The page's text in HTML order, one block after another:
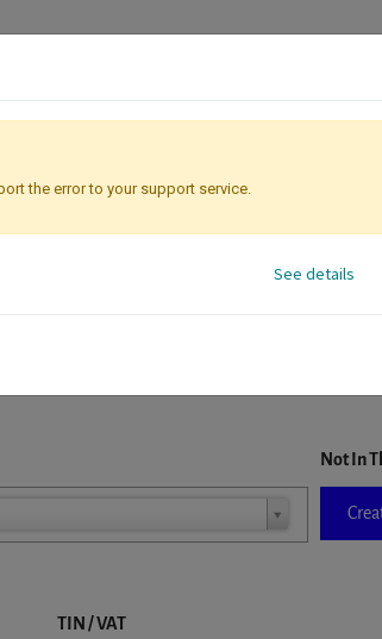
ID. When a company is selected it will
Not In
TIN / VAT
the error to your support service.
See details